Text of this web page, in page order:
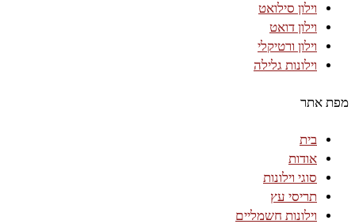
וילון סילואט
וילון דואט
וילון ורטיקלי
וילונות גלילה
מפת אתר
בית
אודות
סוגי וילונות
תריסי עץ
וילונות חשמליים